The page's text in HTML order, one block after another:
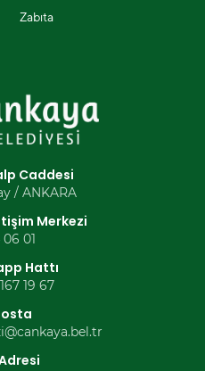
Zabıta
Caddesi
/ ANKARA
Merkezi
01
Hattı
19 67